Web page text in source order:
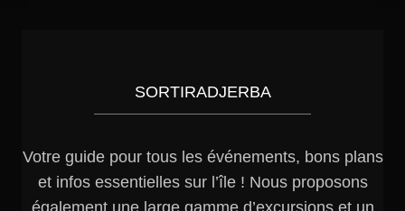
SORTIRADJERBA
Votre guide pour tous les événements, bons plans
et infos essentielles sur l’île ! Nous proposons